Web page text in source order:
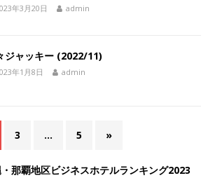
年3月20日 admin
ジャッキー (2022/11)
年1月8日 admin
3 … 5 »
那覇地区ビジネスホテルランキング2023